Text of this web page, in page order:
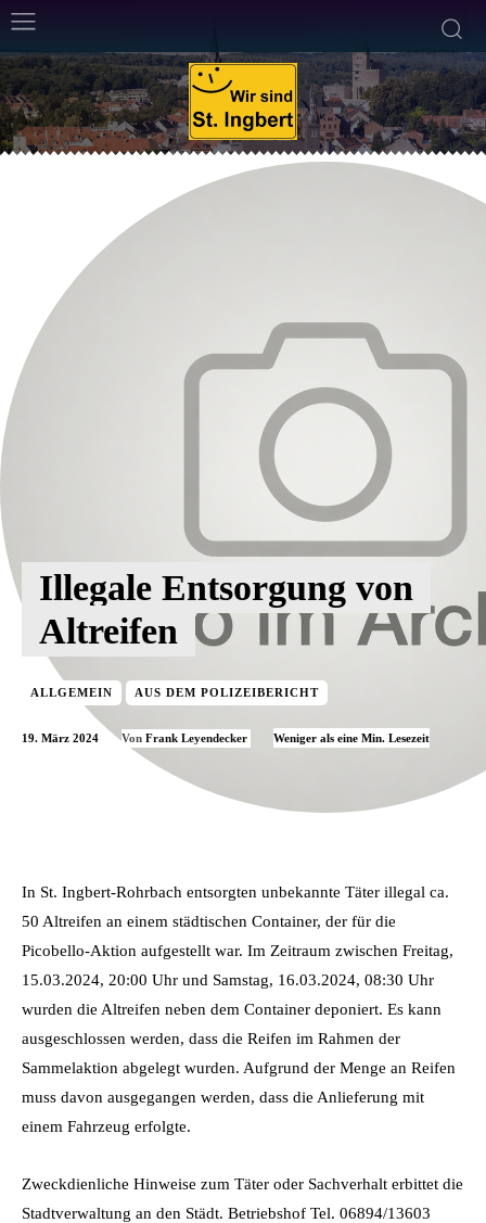
Illegale Entsorgung von
Altreifen
ALLGEMEIN AUS DEM POLIZEIBERICHT
19. März 2024 Von Frank Leyendecker Weniger als eine Min. Lesezeit
In St. Ingbert-Rohrbach entsorgten unbekannte Täter illegal ca.
50 Altreifen an einem städtischen Container, der für die
Picobello-Aktion aufgestellt war. Im Zeitraum zwischen Freitag,
15.03.2024, 20:00 Uhr und Samstag, 16.03.2024, 08:30 Uhr
wurden die Altreifen neben dem Container deponiert. Es kann
ausgeschlossen werden, dass die Reifen im Rahmen der
Sammelaktion abgelegt wurden. Aufgrund der Menge an Reifen
muss davon ausgegangen werden, dass die Anlieferung mit
einem Fahrzeug erfolgte.
Zweckdienliche Hinweise zum Täter oder Sachverhalt erbittet die
Stadtverwaltung an den Städt. Betriebshof Tel. 06894/13603